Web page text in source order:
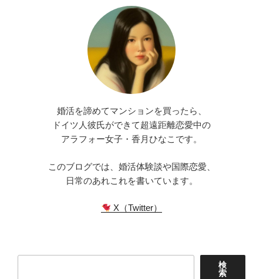
婚活を諦めてマンションを買ったら、
ドイツ人彼氏ができて超遠距離恋愛中の
アラフォー女子・香月ひなこです。
このブログでは、婚活体験談や国際恋愛、
日常のあれこれを書いています。
X（Twitter）
検
索